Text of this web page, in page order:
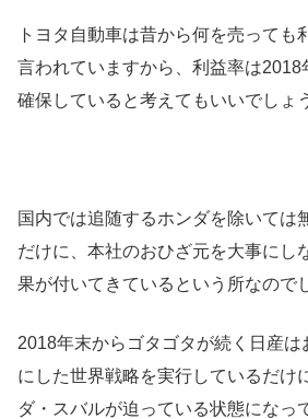
トヨタ自動車は昔から何を売っても
言われていますから、利益率は2018
確保していると考えてもいいでしょ
国内では追随するホンダを除いては
だけに、本社のおひざ元を大事にし
果が付いてきているという所なので
2018年末からゴタゴタが続く日産
にした世界戦略を実行しているだけ
ダ・スバルが迫っている状態になっ